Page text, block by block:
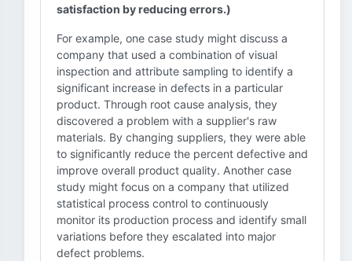
satisfaction by reducing errors.)
For example, one case study might discuss a
company that used a combination of visual
inspection and attribute sampling to identify a
significant increase in defects in a particular
product. Through root cause analysis, they
discovered a problem with a supplier's raw
materials. By changing suppliers, they were able
to significantly reduce the percent defective and
improve overall product quality. Another case
study might focus on a company that utilized
statistical process control to continuously
monitor its production process and identify small
variations before they escalated into major
defect problems.